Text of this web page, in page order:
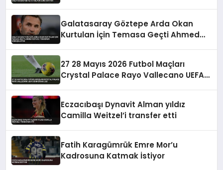
Galatasaray Göztepe Arda Okan
Kurtulan İçin Temasa Geçti Ahmed
27 28 Mayıs 2026 Futbol Maçları
Crystal Palace Rayo Vallecano UEFA
Eczacıbaşı Dynavit Alman yıldız
Camilla Weitzel’i transfer etti
Fatih Karagümrük Emre Mor’u
Kadrosuna Katmak İstiyor